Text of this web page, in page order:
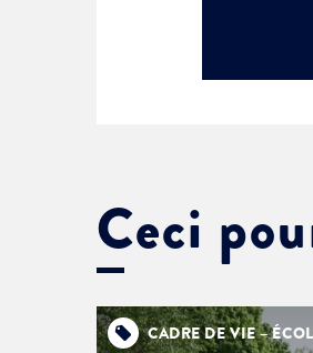
Ceci
CADRE DE VIE –